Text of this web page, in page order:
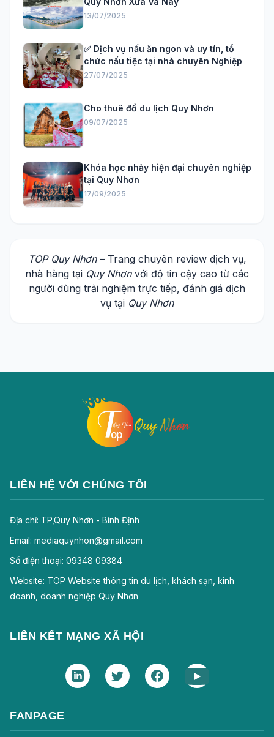
13/07/2025
✅ Dịch vụ nấu ăn ngon và uy tín, tổ
chức nấu tiệc tại nhà chuyên Nghiệp
27/07/2025
Cho thuê đồ du lịch Quy Nhơn
09/07/2025
Khóa học nhảy hiện đại chuyên nghiệp
tại Quy Nhơn
17/09/2025
TOP Quy Nhơn– Trang chuyên review dịch vụ,
nhà hàng tại Quy Nhơnvới độ tin cậy cao từ các
người dùng trải nghiệm trực tiếp, đánh giá dịch
vụ tại Quy Nhơn
LIÊN HỆ VỚI CHÚNG TÔI
Địa chỉ: TP,Quy Nhơn - Bình Định
Email: mediaquynhon@gmail.com
Số điện thoại: 09348 09384
Website: TOP Website thông tin du lịch, khách sạn, kinh
doanh, doanh nghiệp Quy Nhơn
LIÊN KẾT MẠNG XÃ HỘI
FANPAGE